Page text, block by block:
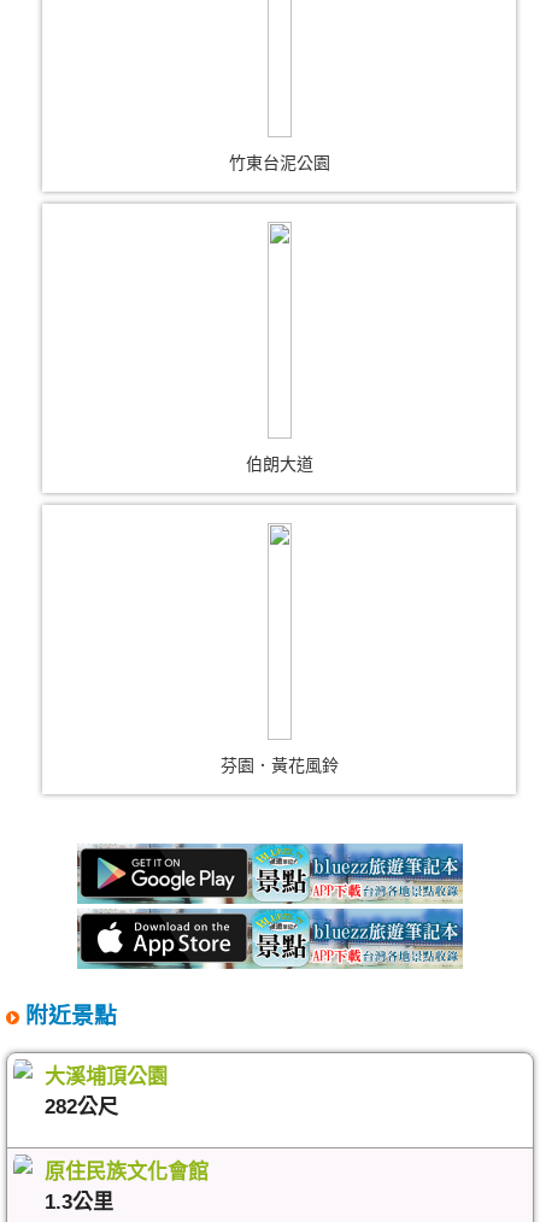
竹東台泥公園
伯朗大道
芬園．黃花風鈴
附近景點
大溪埔頂公園
282公尺
原住民族文化會館
1.3公里